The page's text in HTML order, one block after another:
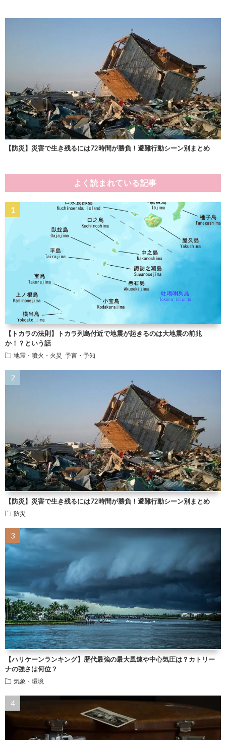
【防災】災害で生き残るには72時間が勝負！避難行動シーン別まとめ
よく読まれている記事
【トカラの法則】トカラ列島付近で地震が起きるのは大地震の前兆
か！？という話
地震・噴火・火災 予言・予知
【防災】災害で生き残るには72時間が勝負！避難行動シーン別まとめ
防災
【ハリケーンランキング】歴代最強の最大風速や中心気圧は？カトリー
ナの強さは何位？
気象・環境